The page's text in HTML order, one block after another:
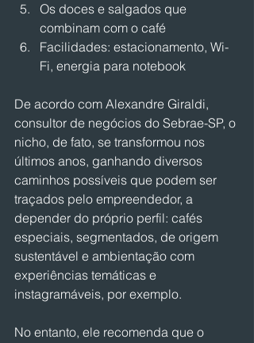
Os doces e salgados que
combinam com o café
Facilidades: estacionamento, Wi-
Fi, energia para notebook
De acordo com Alexandre Giraldi,
consultor de negócios do Sebrae-SP, o
nicho, de fato, se transformou nos
últimos anos, ganhando diversos
caminhos possíveis que podem ser
traçados pelo empreendedor, a
depender do próprio perfil: cafés
especiais, segmentados, de origem
sustentável e ambientação com
experiências temáticas e
instagramáveis, por exemplo.
No entanto, ele recomenda que o